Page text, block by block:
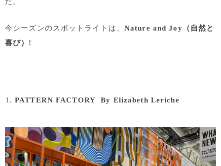
今シーズンのスポットライトは、 Nature and Joy（自然と
喜び）!
PATTERN FACTORY By Elizabeth Leriche